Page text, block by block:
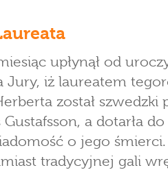
upłynął od
Jury, iż laureatem
został szwedzki
Gustafsson, a dotarła do
o jego
tradycyjnej gali